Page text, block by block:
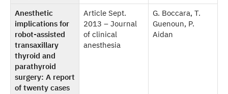
Anesthetic
implications for
robot-assisted
transaxillary
thyroid and
parathyroid
surgery: A report
of twenty cases
Article Sept.
2013 – Journal
of clinical
anesthesia
G. Boccara, T.
Guenoun, P.
Aidan